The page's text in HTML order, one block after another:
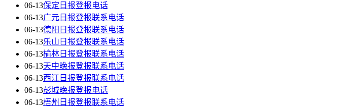
06-13保定日报登报电话
06-13广元日报登报联系电话
06-13德阳日报登报联系电话
06-13乐山日报登报联系电话
06-13榆林日报登报联系电话
06-13天中晚报登报联系电话
06-13西江日报登报联系电话
06-13彭城晚报登报电话
06-13梧州日报登报联系电话